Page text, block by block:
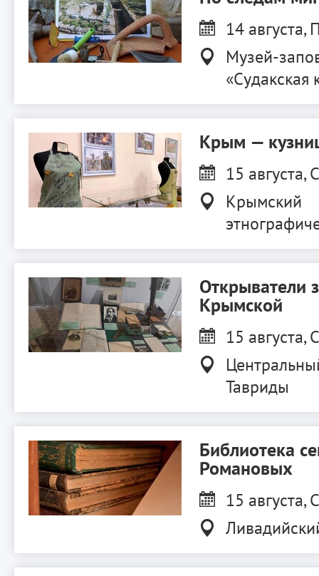
14 августа,
Музей-
«Судакская
Крым —
15 августа,
Крымский
Открыватели
Крымской
15 августа,
Тавриды
Библиотека
Романовых
15 августа,